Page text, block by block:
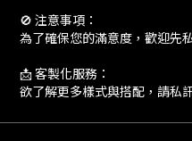
🚫 注意事項：
為了確保您的滿意度，歡迎先
📩 客製化服務：
欲了解更多樣式與搭配，請私